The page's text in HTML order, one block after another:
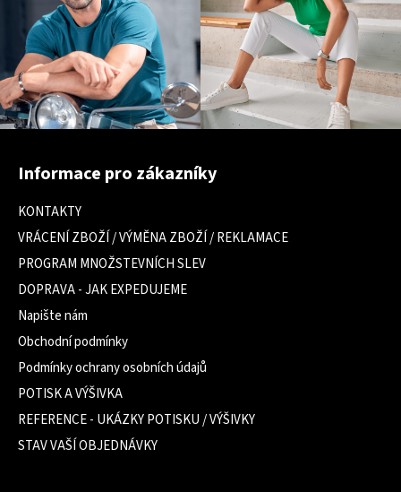
Z
Informace pro zákazníky
KONTAKTY
VRÁCENÍ ZBOŽÍ / VÝMĚNA ZBOŽÍ / REKLAMACE
PROGRAM MNOŽSTEVNÍCH SLEV
DOPRAVA - JAK EXPEDUJEME
Napište nám
Obchodní podmínky
Podmínky ochrany osobních údajů
POTISK A VÝŠIVKA
REFERENCE - UKÁZKY POTISKU / VÝŠIVKY
STAV VAŠÍ OBJEDNÁVKY